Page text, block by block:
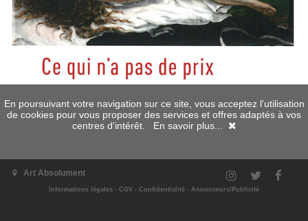
Art Absolument
Informations légales - CGV - Confidentialité - Annonceurs/Publicité
En poursuivant votre navigation sur ce site, vous acceptez l'utilisation
de cookies pour vous proposer des services et offres adaptés à vos
centres d'intérêt. En savoir plus...